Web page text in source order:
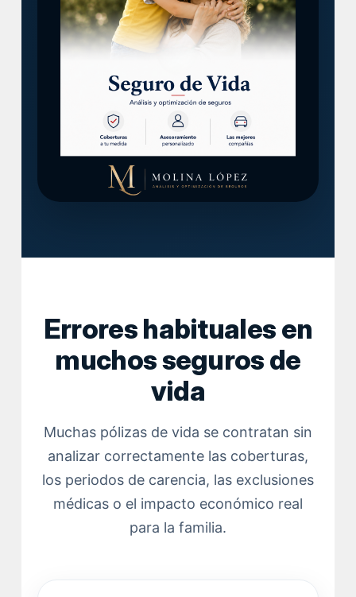
Errores habituales en
muchos seguros de
vida
Muchas pólizas de vida se contratan sin
analizar correctamente las coberturas,
los periodos de carencia, las exclusiones
médicas o el impacto económico real
para la familia.